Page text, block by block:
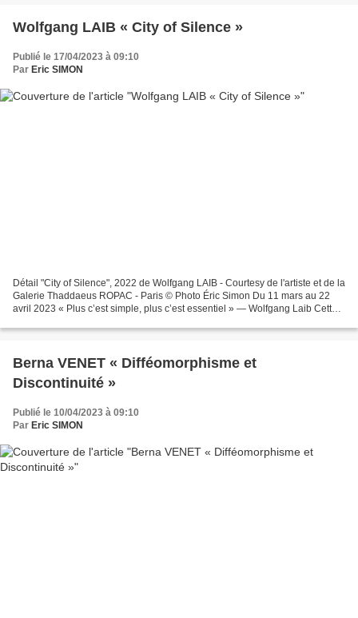
Wolfgang LAIB « City of Silence »
Publié le 17/04/2023 à 09:10
Par Eric SIMON
Détail "City of Silence", 2022 de Wolfgang LAIB - Courtesy de l'artiste et de la
Galerie Thaddaeus ROPAC - Paris © Photo Éric Simon Du 11 mars au 22
avril 2023 « Plus c’est simple, plus c’est essentiel » — Wolfgang Laib Cette
Berna VENET « Difféomorphisme et
Discontinuité »
Publié le 10/04/2023 à 09:10
Par Eric SIMON